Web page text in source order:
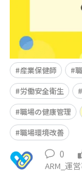
産業保健師
労働安全衛生
職場の健康管理
職場環境改善
0
ARM_運